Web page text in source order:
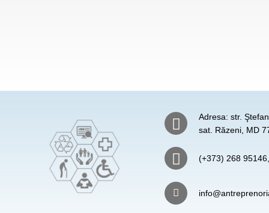
Adresa: str.
sat. Răzeni, MD
(+373) 268